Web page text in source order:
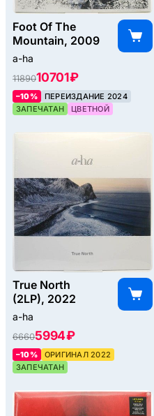
Foot Of The
Mountain, 2009
a-ha
1189010701 ₽
–10%
ПЕРЕИЗДАНИЕ 2024
ЗАПЕЧАТАН
ЦВЕТНОЙ
True North
(2LP), 2022
a-ha
66605994 ₽
–10%
ОРИГИНАЛ 2022
ЗАПЕЧАТАН